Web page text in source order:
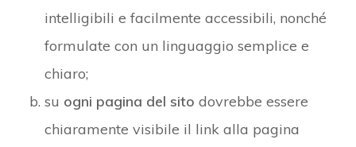
intelligibili e facilmente accessibili, nonché
formulate con un linguaggio semplice e
chiaro;
su ogni pagina del sito dovrebbe essere
chiaramente visibile il link alla pagina